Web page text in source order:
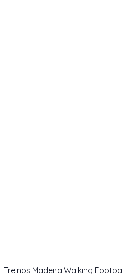
Treinos Madeira Walking